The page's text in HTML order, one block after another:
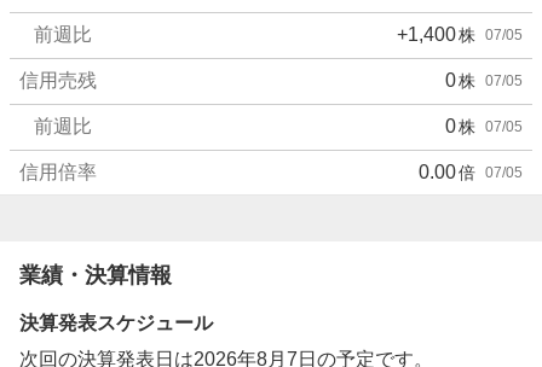
前週比 +1,400株 07/05
信用売残 0株 07/05
前週比 0株 07/05
信用倍率 0.00倍 07/05
業績・決算情報
決算発表スケジュール
次回の決算発表日は2026年8月7日の予定です。